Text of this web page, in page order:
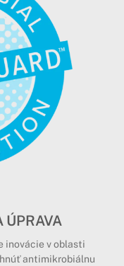
inovácie v oblasti
antimikrobiálnu